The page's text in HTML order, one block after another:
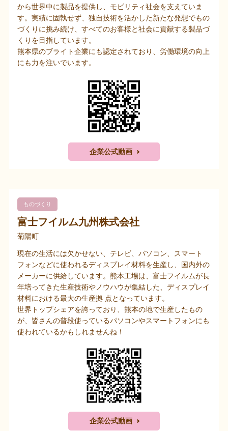
から世界中に製品を提供し、モビリティ社会を支えていま
す。実績に固執せず、独自技術を活かした新たな発想でもの
づくりに挑み続け、すべてのお客様と社会に貢献する製品づ
くりを目指しています。
熊本県のブライト企業にも認定されており、労働環境の向上
にも力を注いでいます。
企業公式動画
ものづくり
富士フイルム九州株式会社
菊陽町
現在の生活には欠かせない、テレビ、パソコン、スマート
フォンなどに使われるディスプレイ材料を生産し、国内外の
メーカーに供給しています。熊本工場は、富士フイルムが長
年培ってきた生産技術やノウハウが集結した、ディスプレイ
材料における最大の生産拠 点となっています。
世界トップシェアを誇っており、熊本の地で生産したもの
が、皆さんの普段使っているパソコンやスマートフォンにも
使われているかもしれませんね！
企業公式動画